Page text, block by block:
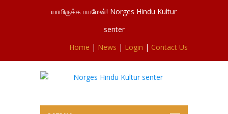
யாமிருக்க பயமேன்! Norges Hindu Kultur
senter
Home | News | Login | Contact Us